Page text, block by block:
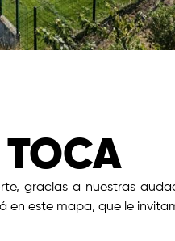
TOCA
gracias a nuestras
este mapa, que le